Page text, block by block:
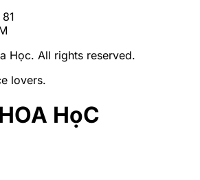
Học. All rights reserved.
lovers.
HọC